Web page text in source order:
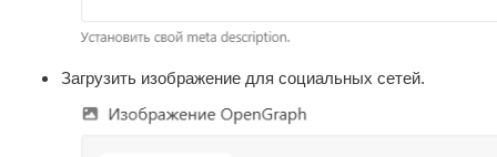
Загрузить изображение для социальных сетей.